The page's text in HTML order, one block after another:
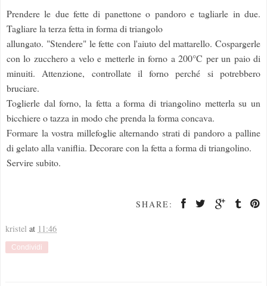
Prendere le due fette di panettone o pandoro e tagliarle in due.
Tagliare la terza fetta in forma di triangolo
allungato. "Stendere" le fette con l'aiuto del mattarello. Cospargerle
con lo zucchero a velo e metterle in forno a 200°C per un paio di
minuiti. Attenzione, controllate il forno perché si potrebbero
bruciare.
Toglierle dal forno, la fetta a forma di triangolino metterla su un
bicchiere o tazza in modo che prenda la forma concava.
Formare la vostra millefoglie alternando strati di pandoro a palline
di gelato alla vaniflia. Decorare con la fetta a forma di triangolino.
Servire subito.
SHARE:
kristel at 11:46
Condividi